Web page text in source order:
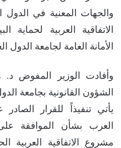
والجهات المعنية في الدول
الاتفاقية العربية لحماية
الأمانة العامة لجامعة الدول
وأفادت الوزير المفوض د.
الشؤون القانونية بجامعة
يأتي تنفيذاً للقرار
العرب بشأن الموافقة
مشروع الاتفاقية العربية